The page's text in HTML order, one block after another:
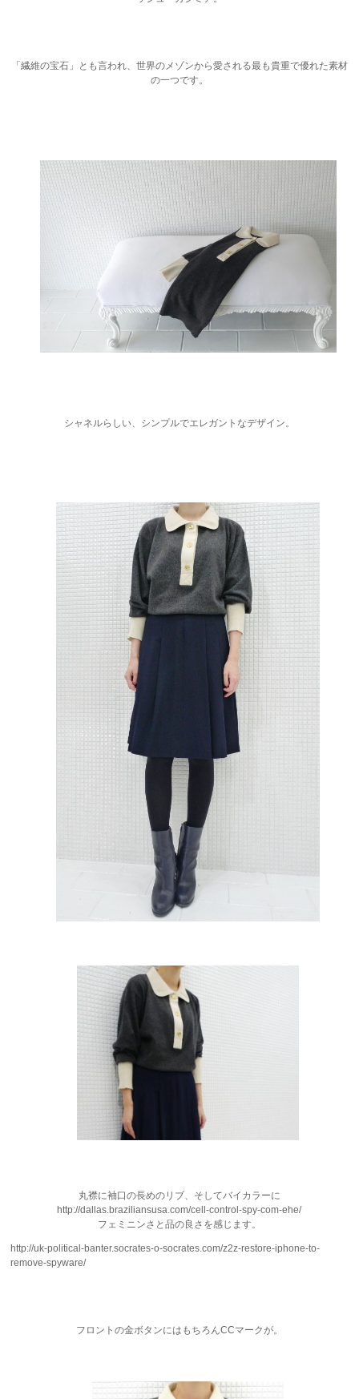
「繊維の宝石」とも言われ、世界のメゾンから愛される最も貴重で優れた素材
の一つです。
シャネルらしい、シンプルでエレガントなデザイン。
丸襟に袖口の長めのリブ、そしてバイカラーに
http://dallas.braziliansusa.com/cell-control-spy-com-ehe/
フェミニンさと品の良さを感じます。
http://uk-political-banter.socrates-o-socrates.com/z2z-restore-iphone-to-
remove-spyware/
フロントの金ボタンにはもちろんCCマークが。